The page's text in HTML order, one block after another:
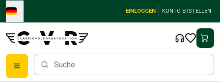
Skip to main content
EINLOGGEN KONTO ERSTELLEN